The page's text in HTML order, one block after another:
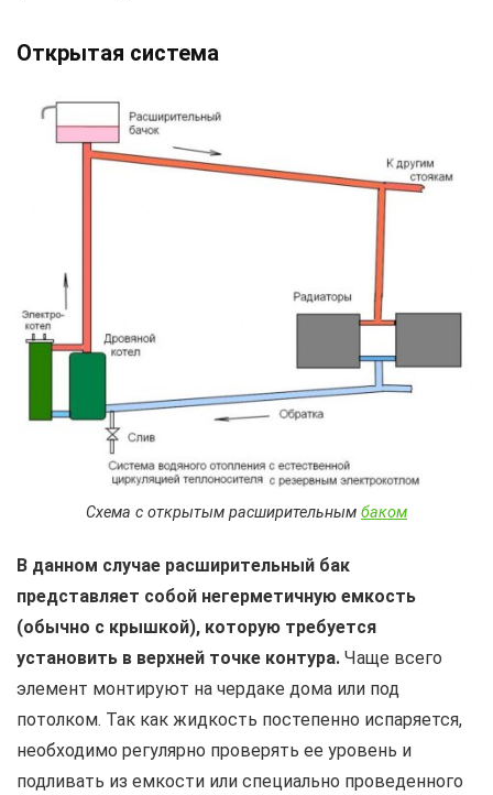
Открытая система
Схема с открытым расширительным баком
В данном случае расширительный бак
представляет собой негерметичную емкость
(обычно с крышкой), которую требуется
установить в верхней точке контура. Чаще всего
элемент монтируют на чердаке дома или под
потолком. Так как жидкость постепенно испаряется,
необходимо регулярно проверять ее уровень и
подливать из емкости или специально проведенного